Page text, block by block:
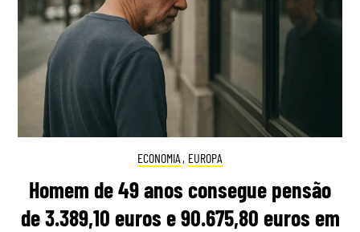
ECONOMIA , EUROPA
Homem de 49 anos consegue pensão
de 3.389,10 euros e 90.675,80 euros em